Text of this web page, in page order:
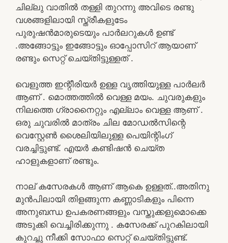
ചില്ലു വാതിൽ തള്ളി തുറന്നു അവിടെ രണ്ടു
വശങ്ങളിലായി സ്ത്രീകളുടേം
പുരുഷൻമാരുടെയും പാർലറുകൾ ഉണ്ട്
.അങ്ങോട്ടും ഇങ്ങോട്ടും ഓപ്പോസിറ് ആയാണ്
രണ്ടും സെറ്റ് ചെയ്തിട്ടുള്ളത് .
വെളുത്ത ഇന്റീരിയർ ഉള്ള വൃത്തിയുള്ള പാർലർ
ആണ് . മൊത്തത്തിൽ വെള്ള മയം. ചുവരുകളും
നിലത്തെ ഗ്രാനൈറ്റും എല്ലാം വെള്ള ആണ് .
ഒരു ചുവരിൽ മാത്രം ചില മോഡൽസിന്റെ
വെസ്റ്റേൺ ശൈലിയിലുള്ള പെയിന്റിംഗ്
വരച്ചിട്ടുണ്ട്. എയർ കണ്ടിഷൻ ചെയ്ത
ഹാളുകളാണ് രണ്ടും.
നാല് കസേരകൾ ആണ് ആകെ ഉള്ളത്..അതിനു
മുൻപിലായി തിളങ്ങുന്ന കണ്ണാടികളും പിന്നെ
അനുബന്ധ ഉപകരണങ്ങളും വസ്തുക്കളുമൊക്കെ
അടുക്കി വെച്ചിരിക്കുന്നു . കസേരക്ക് പുറകിലായി
കുറച്ചു നീക്കി സോഫാ സെറ്റ് ചെയ്തിട്ടുണ്ട്.